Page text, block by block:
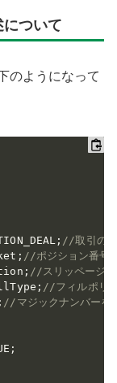
ついて
のようになって
; //取引の
; //ポジション番号
; //スリッページ
; //フィルポリ
; //マジックナンバーを
;